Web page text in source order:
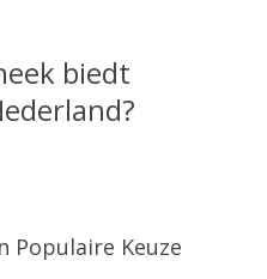
biedt
Populaire Keuze